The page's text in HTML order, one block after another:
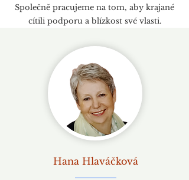
Společně pracujeme na tom, aby krajané
cítili podporu a blízkost své vlasti.
Hana Hlaváčková